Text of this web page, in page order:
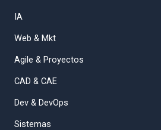
IA
Web & Mkt
Agile & Proyectos
CAD & CAE
Dev & DevOps
Sistemas